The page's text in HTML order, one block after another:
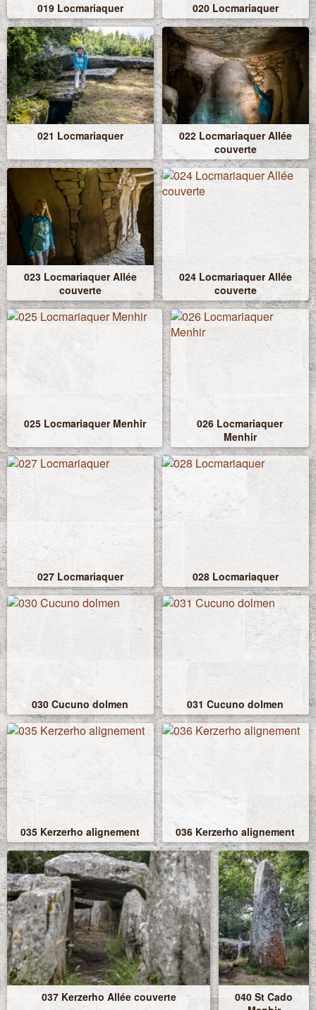
019 Locmariaquer 020 Locmariaquer
021 Locmariaquer
022 Locmariaquer Allée
couverte
023 Locmariaquer Allée
couverte
024 Locmariaquer Allée
couverte
025 Locmariaquer Menhir
026 Locmariaquer
Menhir
027 Locmariaquer 028 Locmariaquer
030 Cucuno dolmen 031 Cucuno dolmen
035 Kerzerho alignement 036 Kerzerho alignement
037 Kerzerho Allée couverte
040 St Cado